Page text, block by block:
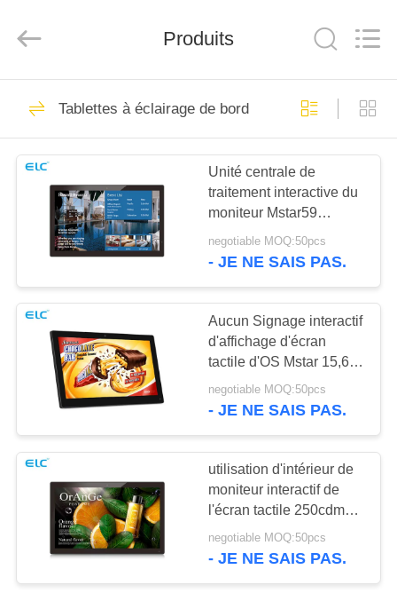
MAISON
PRODUITS
SUJET
NOUS
VISITE
D'USINE
CONTRÔLE
DE
QUALITÉ
CONTACTEZ-
NOUS
Ltd..
Affichages
numériques
246
Solutions
d'affichage pour
restaurants
28
Téléviseur intelligent
16
Produits
Tablettes à éclairage de bord
Unité centrale de
traitement interactive du
moniteur Mstar59
d'écran tactile de
publicité contact
negotiable MOQ:50pcs
- JE NE SAIS PAS.
Aucun Signage interactif
d'affichage d'écran
tactile d'OS Mstar 15,6
pouces avec l'entrée de
HDMI
negotiable MOQ:50pcs
- JE NE SAIS PAS.
utilisation d'intérieur de
moniteur interactif de
l'écran tactile 250cdm2
pour la publicité
negotiable MOQ:50pcs
- JE NE SAIS PAS.